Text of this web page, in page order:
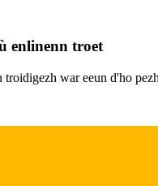
enlinenn troet
war eeun d'ho